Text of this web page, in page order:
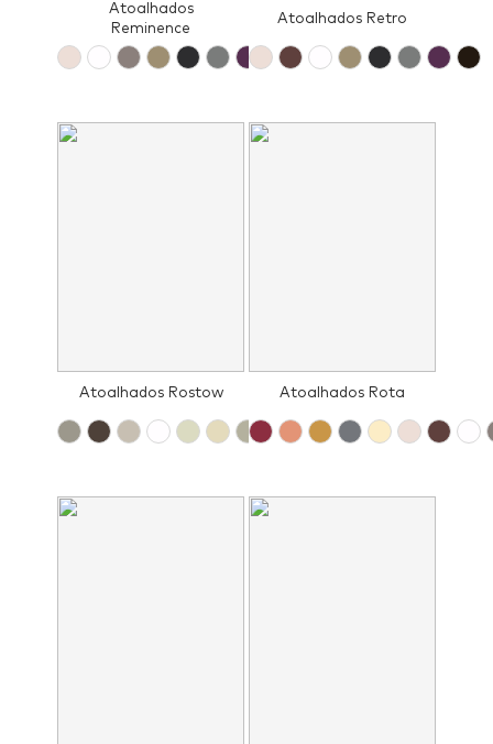
Atoalhados
Reminence
Atoalhados Retro
Atoalhados Rostow Atoalhados Rota